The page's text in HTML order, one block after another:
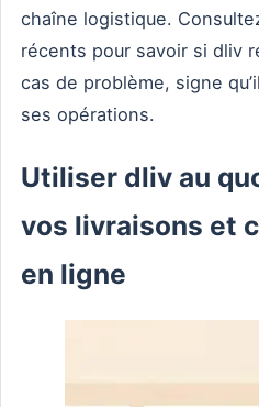
chaîne logistique.
récents pour savoir si dliv
cas de problème, signe
ses opérations.
Utiliser dliv au
vos livraisons et
en ligne